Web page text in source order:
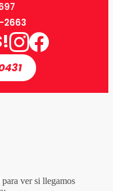
2663
ver si llegamos